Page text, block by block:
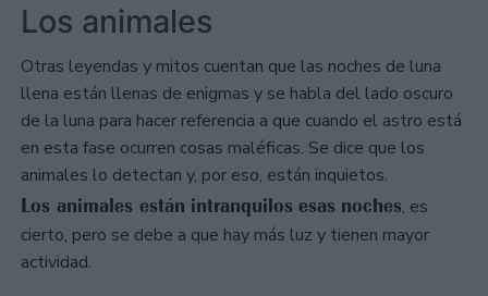
Los animales
Otras leyendas y mitos cuentan que las noches de luna
llena están llenas de enigmas y se habla del lado oscuro
de la luna para hacer referencia a que cuando el astro está
en esta fase ocurren cosas maléficas. Se dice que los
animales lo detectan y, por eso, están inquietos.
Los animales están intranquilos esas noches, es
cierto, pero se debe a que hay más luz y tienen mayor
actividad.